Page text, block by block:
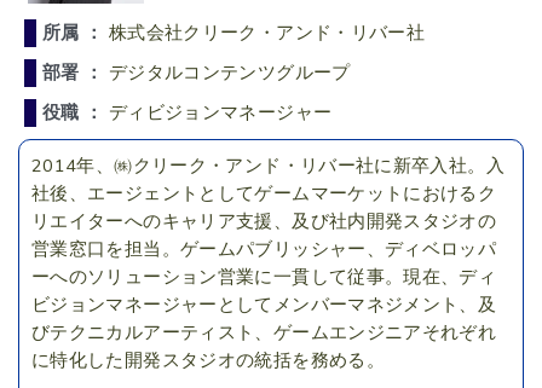
所属 ： 株式会社クリーク・アンド・リバー社
部署 ： デジタルコンテンツグループ
役職 ： ディビジョンマネージャー
2014年、㈱クリーク・アンド・リバー社に新卒入社。入
社後、エージェントとしてゲームマーケットにおけるク
リエイターへのキャリア支援、及び社内開発スタジオの
営業窓口を担当。ゲームパブリッシャー、ディベロッパ
ーへのソリューション営業に一貫して従事。現在、ディ
ビジョンマネージャーとしてメンバーマネジメント、及
びテクニカルアーティスト、ゲームエンジニアそれぞれ
に特化した開発スタジオの統括を務める。